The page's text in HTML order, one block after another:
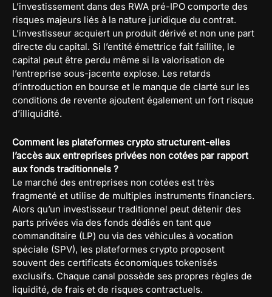
L’investissement dans des RWA pré-IPO comporte des
risques majeurs liés à la nature juridique du contrat.
L’investisseur acquiert un produit dérivé et non une part
directe du capital. Si l’entité émettrice fait faillite, le
capital peut être perdu même si la valorisation de
l’entreprise sous-jacente explose. Les retards
d’introduction en bourse et le manque de clarté sur les
conditions de revente ajoutent également un fort risque
d’illiquidité.
Comment les plateformes crypto structurent-elles
l’accès aux entreprises privées non cotées par rapport
aux fonds traditionnels ?
Le marché des entreprises non cotées est très
fragmenté et utilise de multiples instruments financiers.
Alors qu’un investisseur traditionnel peut détenir des
parts privées via des fonds dédiés en tant que
commanditaire (LP) ou via des véhicules à vocation
spéciale (SPV), les plateformes crypto proposent
souvent des certificats économiques tokenisés
exclusifs. Chaque canal possède ses propres règles de
liquidité, de frais et de risques contractuels.